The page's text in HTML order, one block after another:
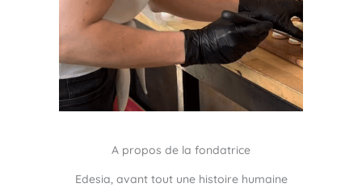
A propos de la fondatrice
Edesia, avant tout une histoire humaine